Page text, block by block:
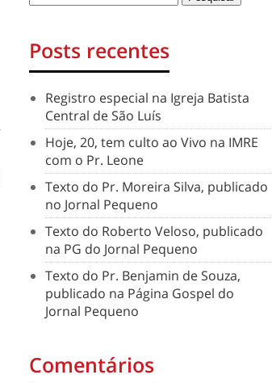
Posts recentes
Registro especial na Igreja Batista
Central de São Luís
Hoje, 20, tem culto ao Vivo na IMRE
com o Pr. Leone
Texto do Pr. Moreira Silva, publicado
no Jornal Pequeno
Texto do Roberto Veloso, publicado
na PG do Jornal Pequeno
Texto do Pr. Benjamin de Souza,
publicado na Página Gospel do
Jornal Pequeno
Comentários